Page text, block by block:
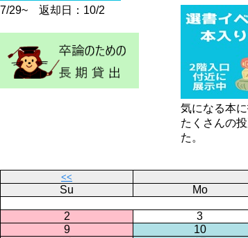
7/29~ 返却日：10/2
気になる本
たくさんの
た。
<<
Su Mo
2
3
9
10